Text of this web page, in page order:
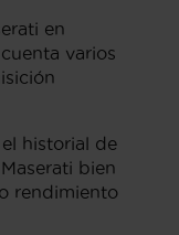
en
varios
historial de
bien
rendimiento